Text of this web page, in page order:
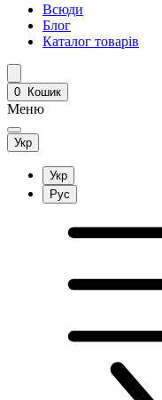
Всюди
Блог
Каталог товарів
0 Кошик
Меню
Укр
Укр
Рус